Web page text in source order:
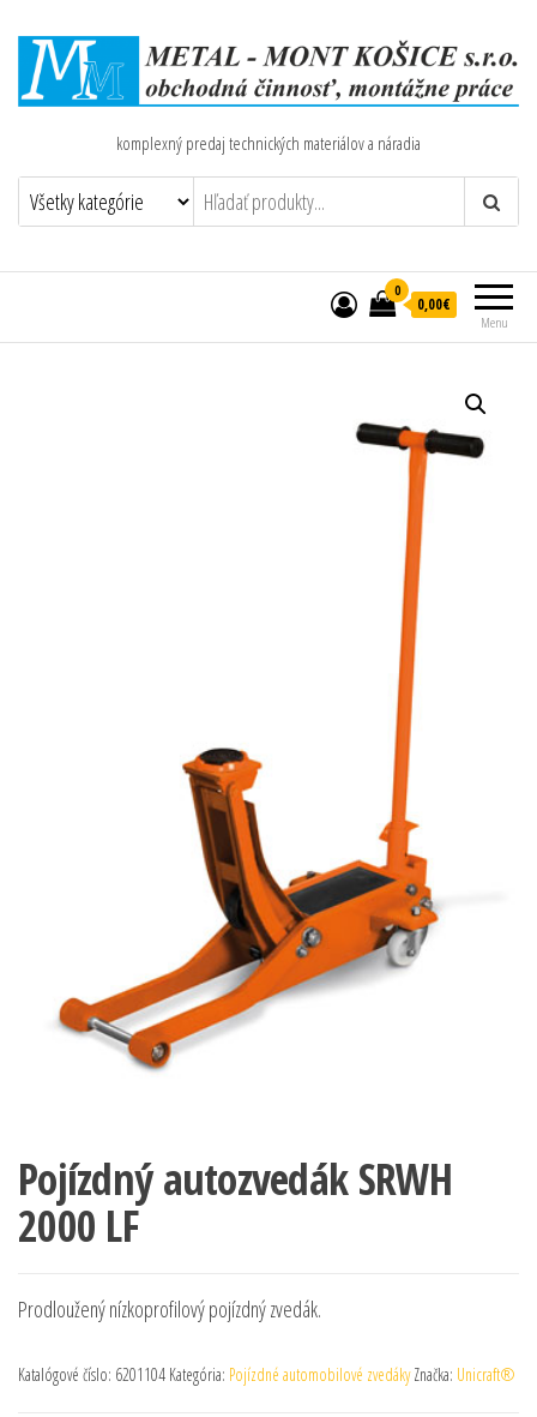
komplexný predaj technických materiálov a náradia
Menu
0
0,00€
Pojízdný autozvedák SRWH
2000 LF
Prodloužený nízkoprofilový pojízdný zvedák.
Katalógové číslo: 6201104 Kategória: Pojízdné automobilové zvedáky Značka: Unicraft®